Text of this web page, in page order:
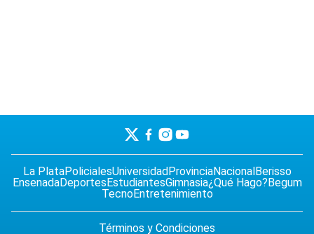
La PlataPolicialesUniversidadProvinciaNacionalBerisso
EnsenadaDeportesEstudiantesGimnasia¿Qué Hago?Begum
TecnoEntretenimiento
Términos y Condiciones